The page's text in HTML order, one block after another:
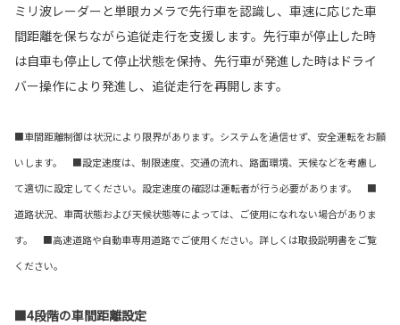
ミリ波レーダーと単眼カメラで先行車を認識し、車速に応じた車
間距離を保ちながら追従走行を支援します。先行車が停止した時
は自車も停止して停止状態を保持、先行車が発進した時はドライ
バー操作により発進し、追従走行を再開します。
■車間距離制御は状況により限界があります。システムを過信せず、安全運転をお願
いします。 ■設定速度は、制限速度、交通の流れ、路面環境、天候などを考慮し
て適切に設定してください。設定速度の確認は運転者が行う必要があります。 ■
道路状況、車両状態および天候状態等によっては、ご使用になれない場合がありま
す。 ■高速道路や自動車専用道路でご使用ください。詳しくは取扱説明書をご覧
ください。
■4段階の車間距離設定